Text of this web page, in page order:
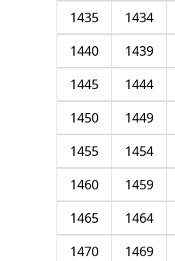
1434
1435
1439
1440
1444
1445
1449
1450
1454
1455
1459
1460
1464
1465
1469
1470